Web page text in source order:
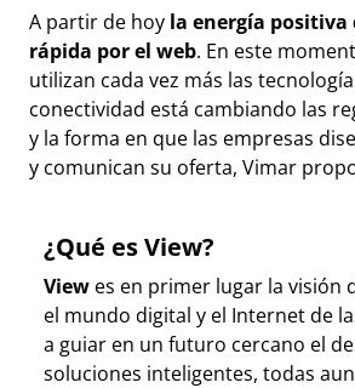
A partir de hoy la energía positiva
rápida por el web. En este
utilizan cada vez más las
conectividad está cambiando las
y la forma en que las empresas
y comunican su oferta, Vimar
¿Qué es View?
View es en primer lugar la visión
el mundo digital y el Internet de
a guiar en un futuro cercano el
soluciones inteligentes, todas